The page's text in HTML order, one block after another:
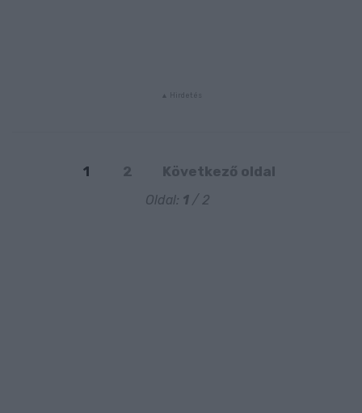
1 2 Következő oldal
Oldal: 1/ 2